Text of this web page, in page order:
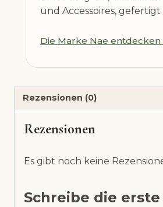
und Accessoires,
Die Marke Nae
Rezensionen (0)
Rezensionen
Es gibt noch keine
Schreibe die erste